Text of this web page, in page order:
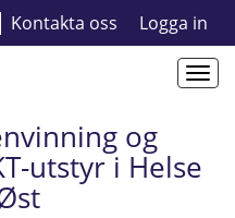
Kontakta oss Logga in
og
utstyr i Helse